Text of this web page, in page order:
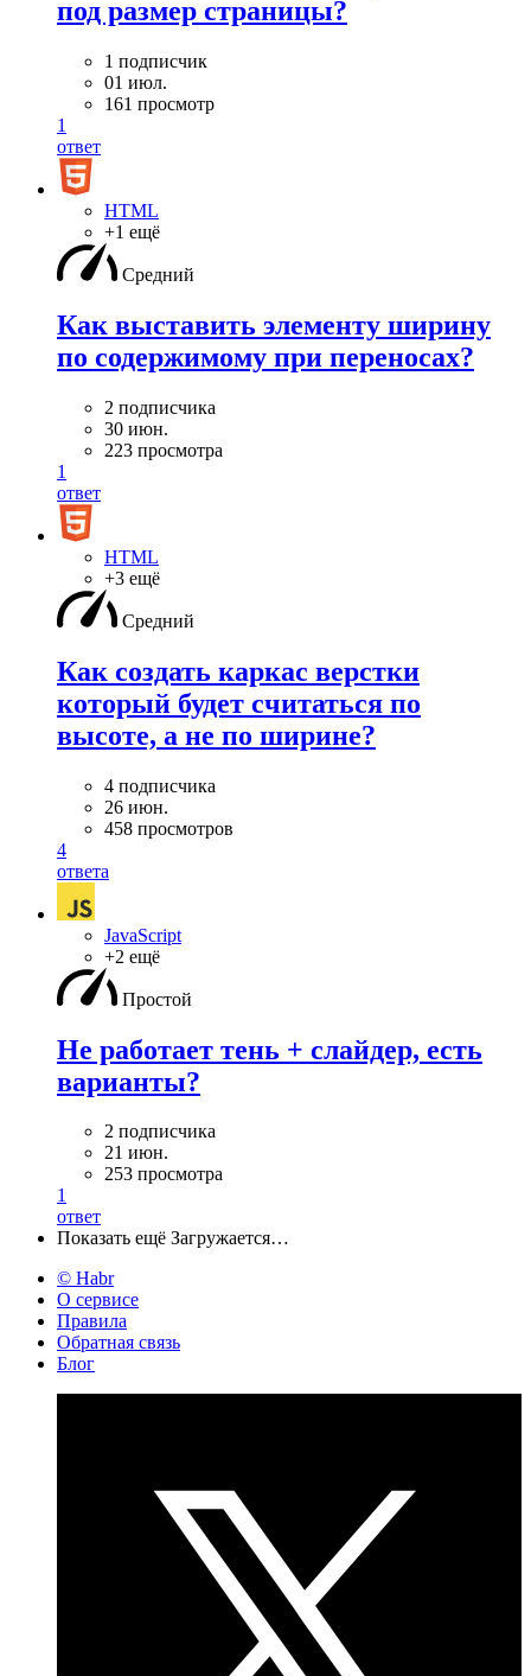
под размер страницы?
1 подписчик
01 июл.
161 просмотр
1
ответ
HTML
+1 ещё
Средний
Как выставить элементу ширину
по содержимому при переносах?
2 подписчика
30 июн.
223 просмотра
1
ответ
HTML
+3 ещё
Средний
Как создать каркас верстки
который будет считаться по
высоте, а не по ширине?
4 подписчика
26 июн.
458 просмотров
4
ответа
JavaScript
+2 ещё
Простой
Не работает тень + слайдер, есть
варианты?
2 подписчика
21 июн.
253 просмотра
1
ответ
Показать ещё Загружается…
© Habr
О сервисе
Правила
Обратная связь
Блог